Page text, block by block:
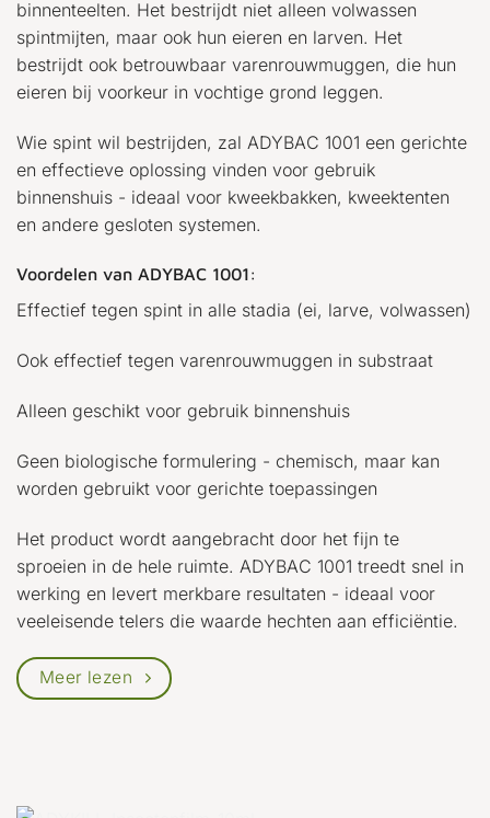
binnenteelten. Het bestrijdt niet alleen volwassen
spintmijten, maar ook hun eieren en larven. Het
bestrijdt ook betrouwbaar varenrouwmuggen, die hun
eieren bij voorkeur in vochtige grond leggen.
Wie spint wil bestrijden, zal ADYBAC 1001 een gerichte
en effectieve oplossing vinden voor gebruik
binnenshuis - ideaal voor kweekbakken, kweektenten
en andere gesloten systemen.
Voordelen van ADYBAC 1001:
Effectief tegen spint in alle stadia (ei, larve, volwassen)
Ook effectief tegen varenrouwmuggen in substraat
Alleen geschikt voor gebruik binnenshuis
Geen biologische formulering - chemisch, maar kan
worden gebruikt voor gerichte toepassingen
Het product wordt aangebracht door het fijn te
sproeien in de hele ruimte. ADYBAC 1001 treedt snel in
werking en levert merkbare resultaten - ideaal voor
veeleisende telers die waarde hechten aan efficiëntie.
Meer lezen